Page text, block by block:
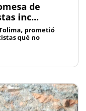
de
inc...
prometió
qué no